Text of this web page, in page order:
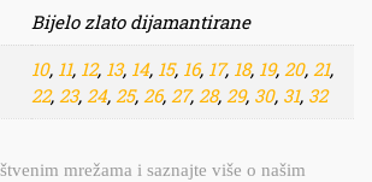
Bijelo zlato dijamantirane
10, 11, 12, 13, 14, 15, 16, 17, 18, 19, 20, 21,
22, 23, 24, 25, 26, 27, 28, 29, 30, 31, 32
mrežama i saznajte više o našim